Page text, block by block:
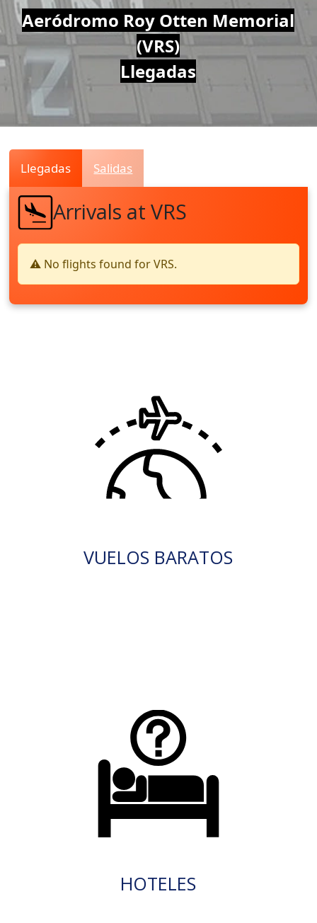
Air
Traffic
Live
Aeródromo Roy Otten Memorial
(VRS)
Llegadas
Llegadas Salidas
Arrivals at VRS
⚠️ No flights found for VRS.
VUELOS BARATOS
HOTELES